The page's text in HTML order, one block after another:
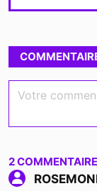
Votre
2